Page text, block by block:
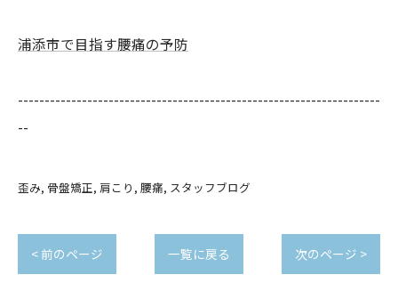
浦添市で目指す腰痛の予防
--------------------------------------------------------------------
--
歪み 骨盤矯正 肩こり 腰痛 スタッフブログ
< 前のページ 一覧に戻る 次のページ >